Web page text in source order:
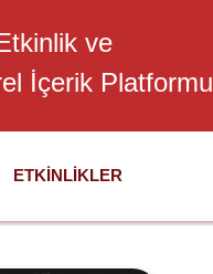
ve
İçerik Platformu
ETKINLIKLER